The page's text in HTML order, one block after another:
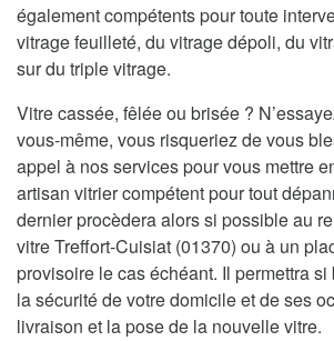
également compétents pour toute
vitrage feuilleté, du vitrage dépoli, du
sur du triple vitrage.
Vitre cassée, fêlée ou brisée ?
vous-même, vous risqueriez de vous
appel à nos services pour vous mettre
artisan vitrier compétent pour tout
dernier procèdera alors si possible au
vitre Treffort-Cuisiat (01370) ou à un
provisoire le cas échéant. Il permettra si
la sécurité de votre domicile et de ses
livraison et la pose de la nouvelle vitre.